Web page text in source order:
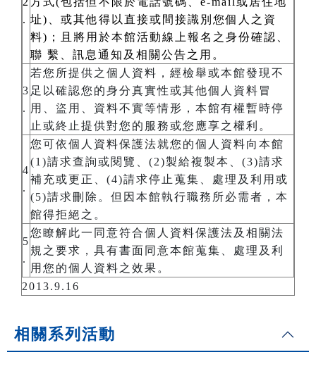
. 址)、或其他得以直接或間接識別您個人之資
料)；且將用於本館活動線上報名之身份確認、
聯 繫、訊息通知及相關公告之用。
3
.
若您所提供之個人資料，經檢舉或本館發現不
足以確認您的身分真實性或其他個人資料冒
用、盜用、資料不實等情形，本館有權暫時停
止或終止提供對您的服務或您應享之權利。
4
.
您可依個人資料保護法就您的個人資料向本館
(1)請求查詢或閱覽、(2)製給複製本、(3)請求
補充或更正、(4)請求停止蒐集、處理及利用或
(5)請求刪除。但因本館執行職務所必需者，本
館得拒絕之。
5
.
您瞭解此一同意符合個人資料保護法及相關法
規之要求，具有書面同意本館蒐集、處理及利
用您的個人資料之效果。
2013.9.16
相關系列活動